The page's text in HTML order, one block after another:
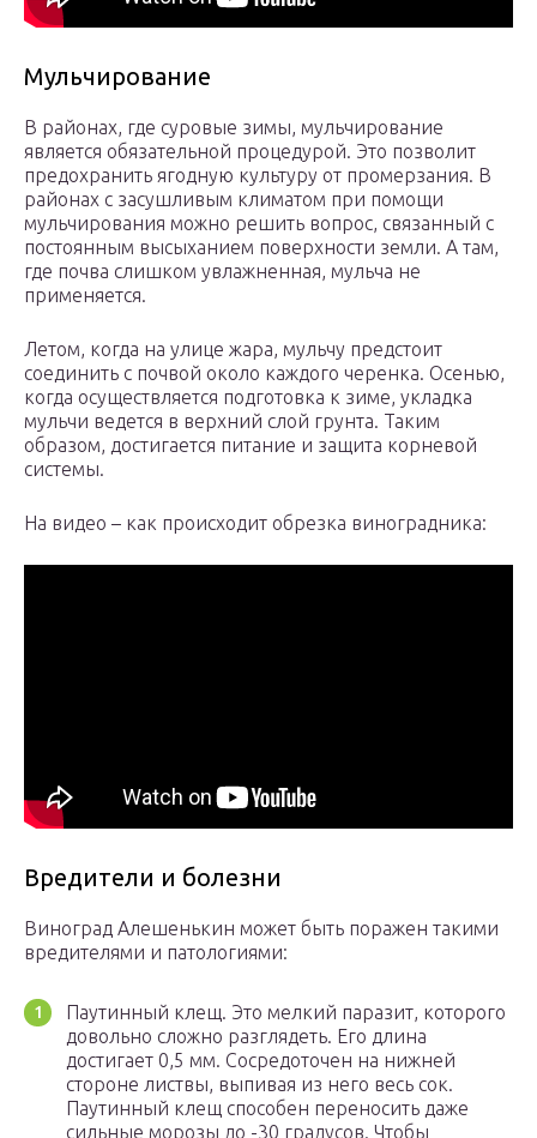
Мульчирование
В районах, где суровые зимы, мульчирование
является обязательной процедурой. Это позволит
предохранить ягодную культуру от промерзания. В
районах с засушливым климатом при помощи
мульчирования можно решить вопрос, связанный с
постоянным высыханием поверхности земли. А там,
где почва слишком увлажненная, мульча не
применяется.
Летом, когда на улице жара, мульчу предстоит
соединить с почвой около каждого черенка. Осенью,
когда осуществляется подготовка к зиме, укладка
мульчи ведется в верхний слой грунта. Таким
образом, достигается питание и защита корневой
системы.
На видео – как происходит обрезка виноградника:
Вредители и болезни
Виноград Алешенькин может быть поражен такими
вредителями и патологиями:
Паутинный клещ. Это мелкий паразит, которого
довольно сложно разглядеть. Его длина
достигает 0,5 мм. Сосредоточен на нижней
стороне листвы, выпивая из него весь сок.
Паутинный клещ способен переносить даже
сильные морозы до -30 градусов. Чтобы